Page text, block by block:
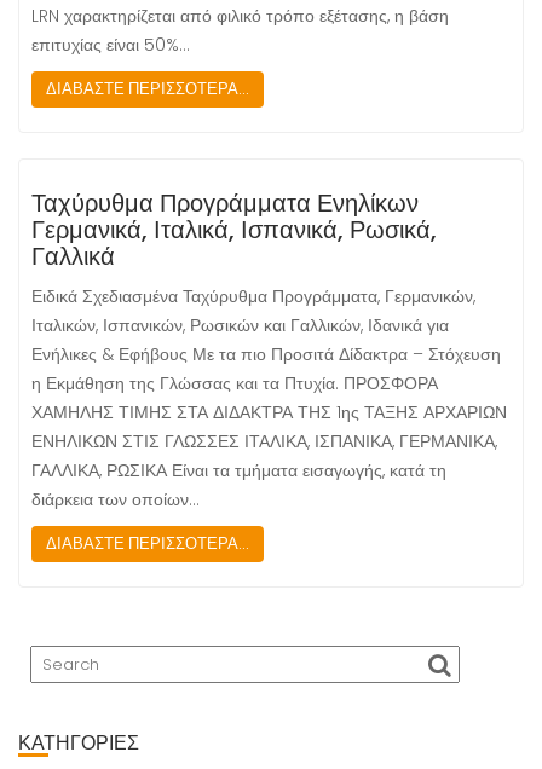
LRN χαρακτηρίζεται από φιλικό τρόπο εξέτασης, η βάση
επιτυχίας είναι 50%…
ΔΙΑΒΑΣΤΕ ΠΕΡΙΣΣΟΤΕΡΑ...
Ταχύρυθμα Προγράμματα Ενηλίκων
Γερμανικά, Ιταλικά, Ισπανικά, Ρωσικά,
Γαλλικά
Ειδικά Σχεδιασμένα Ταχύρυθμα Προγράμματα, Γερμανικών,
Ιταλικών, Ισπανικών, Ρωσικών και Γαλλικών, Ιδανικά για
Ενήλικες & Εφήβους Με τα πιο Προσιτά Δίδακτρα – Στόχευση
η Εκμάθηση της Γλώσσας και τα Πτυχία. ΠΡΟΣΦΟΡΑ
ΧΑΜΗΛΗΣ ΤΙΜΗΣ ΣΤΑ ΔΙΔΑΚΤΡΑ ΤΗΣ 1ης ΤΑΞΗΣ ΑΡΧΑΡΙΩΝ
ΕΝΗΛΙΚΩΝ ΣΤΙΣ ΓΛΩΣΣΕΣ ΙΤΑΛΙΚΑ, ΙΣΠΑΝΙΚΑ, ΓΕΡΜΑΝΙΚΑ,
ΓΑΛΛΙΚΑ, ΡΩΣΙΚΑ Είναι τα τμήματα εισαγωγής, κατά τη
διάρκεια των οποίων…
ΔΙΑΒΑΣΤΕ ΠΕΡΙΣΣΟΤΕΡΑ...
ΚΑΤΗΓΟΡΙΕΣ